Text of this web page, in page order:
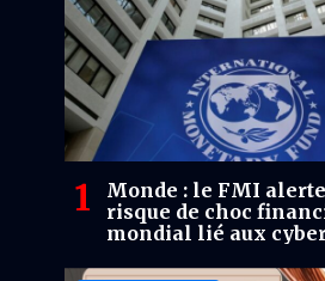
Monde : le FMI
risque de choc
mondial lié aux